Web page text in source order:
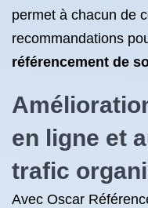
permet à chacun de
recommandations
référencement de
en ligne et
trafic
Avec Oscar